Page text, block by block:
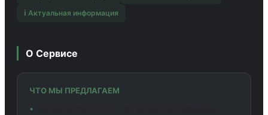
ℹ️ Актуальная информация
О Сервисе
ЧТО МЫ ПРЕДЛАГАЕМ